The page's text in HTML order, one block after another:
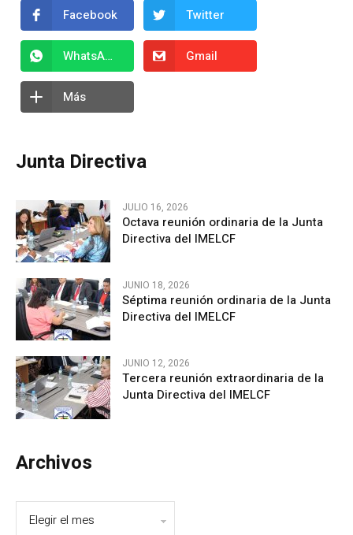
Facebook Twitter
WhatsApp Gmail
Más
Junta Directiva
JULIO 16, 2026
Octava reunión ordinaria de la Junta
Directiva del IMELCF
JUNIO 18, 2026
Séptima reunión ordinaria de la Junta
Directiva del IMELCF
JUNIO 12, 2026
Tercera reunión extraordinaria de la
Junta Directiva del IMELCF
Archivos